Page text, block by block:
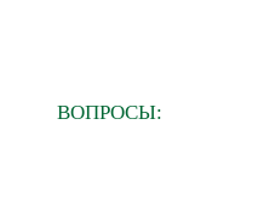
ВОПРОСЫ: